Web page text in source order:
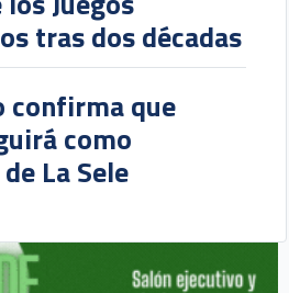
tras dos décadas
confirma que
como
La Sele